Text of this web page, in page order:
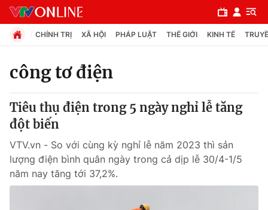
Chuyên mục
Chính trị
Xã hội
Pháp luật
CHÍNH TRỊ XÃ HỘI PHÁP LUẬT THẾ GIỚI KINH TẾ
công tơ điện
Tiêu thụ điện trong 5 ngày nghỉ lễ tăng
đột biến
VTV.vn - So với cùng kỳ nghỉ lễ năm 2023 thì sản
lượng điện bình quân ngày trong cả dịp lễ 30/4-1/5
năm nay tăng tới 37,2%.